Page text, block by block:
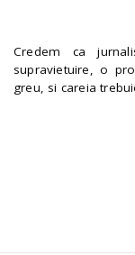
Credem ca
supravietuire, o
greu, si careia